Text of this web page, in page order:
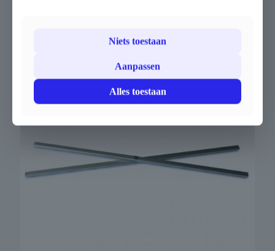
excl. BTW -€51,91incl. BTW
Niets toestaan
Aanpassen
Alles toestaan